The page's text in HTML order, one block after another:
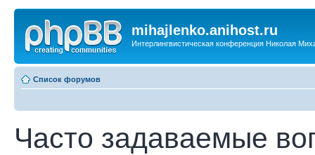
mihajlenko.anihost.ru
Интерлингвистическая конференция Николая
Список форумов
Часто задаваемые